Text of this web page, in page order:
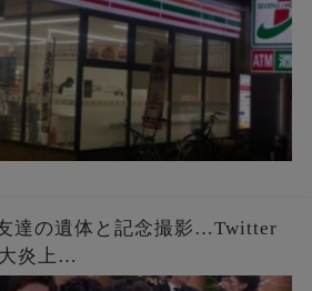
達の遺体と記念撮影…Twitter
炎上…